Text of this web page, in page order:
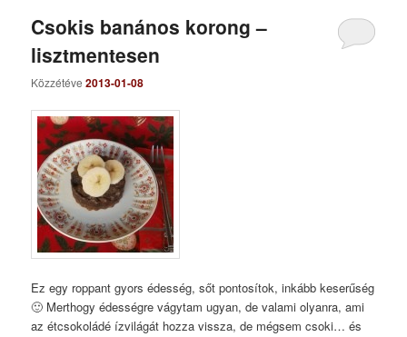
Csokis banános korong –
lisztmentesen
Közzétéve2013-01-08
Ez egy roppant gyors édesség, sőt pontosítok, inkább keserűség
🙂 Merthogy édességre vágytam ugyan, de valami olyanra, ami
az étcsokoládé ízvilágát hozza vissza, de mégsem csoki… és